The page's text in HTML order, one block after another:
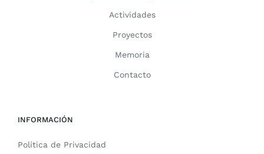
Actividades
Proyectos
Memoria
Contacto
INFORMACIÓN
Política de Privacidad